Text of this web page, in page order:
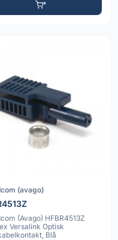
(avago)
(Avago) HFBR4513Z
Versalink Optisk
Blå